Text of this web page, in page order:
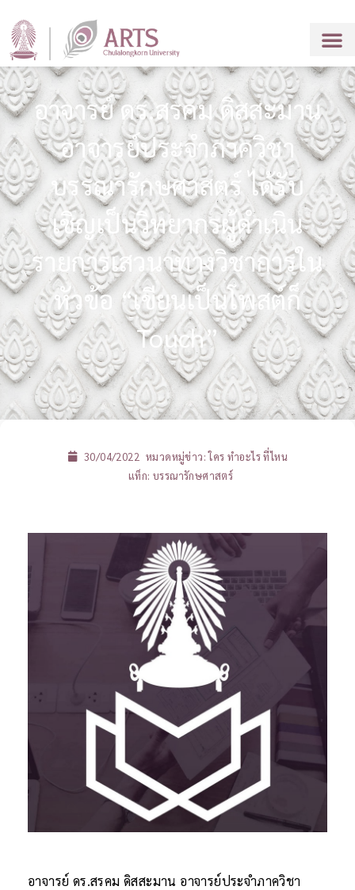
อาจารย์ ดร.สรคม ดิสสะมาน
อาจารย์ประจำภาควิชา
บรรณารักษศาสตร์ ได้รับ
เชิญเป็นวิทยากรผู้ดำเนิน
รายการเสวนาทางวิชาการใน
หัวข้อ “เขียนเป็นโพสต์ก็
Touch”
30/04/2022 หมวดหมู่ข่าว:ใคร ทำอะไร ที่ไหน
แท็ก: บรรณารักษศาสตร์
อาจารย์ ดร.สรคม ดิสสะมาน อาจารย์ประจำภาควิชา